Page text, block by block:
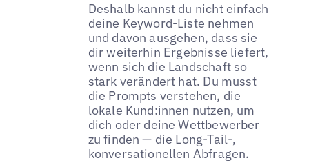
Deshalb kannst du nicht einfach
deine Keyword-Liste nehmen
und davon ausgehen, dass sie
dir weiterhin Ergebnisse liefert,
wenn sich die Landschaft so
stark verändert hat. Du musst
die Prompts verstehen, die
lokale Kund:innen nutzen, um
dich oder deine Wettbewerber
zu finden — die Long-Tail-,
konversationellen Abfragen.